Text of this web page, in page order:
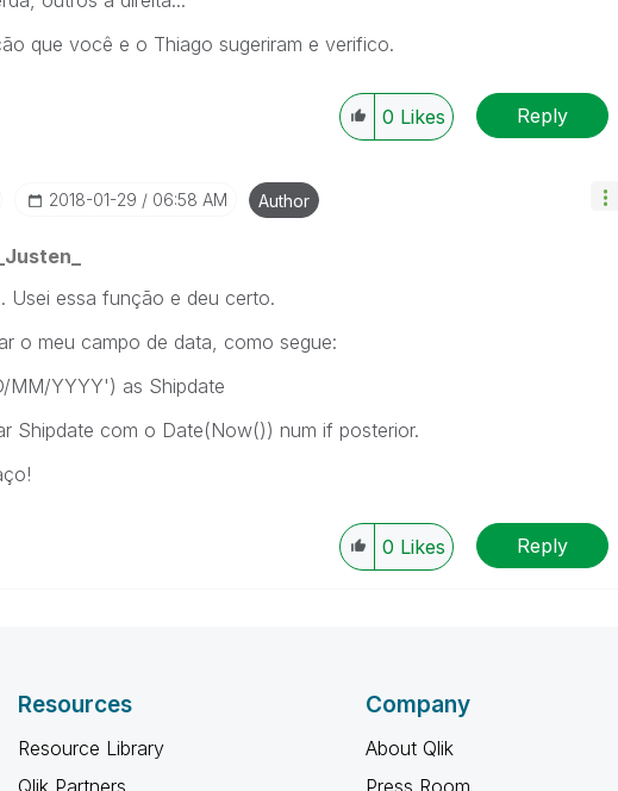
que você e o Thiago sugeriram e verifico.
0 Likes Reply
‎2018-01-29 06:58 AM Author
Usei essa função e deu certo.
o meu campo de data, como segue:
MM/YYYY') as Shipdate
Shipdate com o Date(Now()) num if posterior.
0 Likes Reply
Resources
Resource Library
Qlik Partners
Company
About Qlik
Press Room